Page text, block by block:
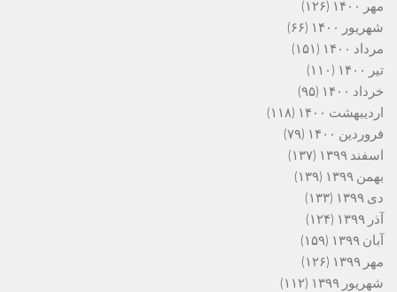
مهر ۱۴۰۰
(۱۲۶)
شهریور ۱۴۰۰
(۶۶)
مرداد ۱۴۰۰
(۱۵۱)
تیر ۱۴۰۰
(۱۱۰)
خرداد ۱۴۰۰
(۹۵)
اردیبهشت ۱۴۰۰
(۱۱۸)
فروردین ۱۴۰۰
(۷۹)
اسفند ۱۳۹۹
(۱۳۷)
بهمن ۱۳۹۹
(۱۳۹)
دی ۱۳۹۹
(۱۳۳)
آذر ۱۳۹۹
(۱۲۴)
آبان ۱۳۹۹
(۱۵۹)
مهر ۱۳۹۹
(۱۲۶)
شهریور ۱۳۹۹
(۱۱۲)